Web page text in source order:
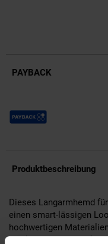
PAYBACK
Payback Punkte
Produktbeschreibung
Dieses Langarmhemd
einen smart-lässigen
hochwertigen
und knitterarm, was für